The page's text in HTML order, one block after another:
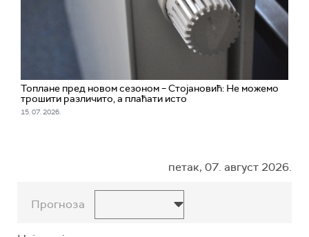
Топлане пред новом сезоном – Стoјановић: Не можемо
трошити различито, а плаћати исто
15. 07. 2026.
петак, 07. август 2026.
Прогноза